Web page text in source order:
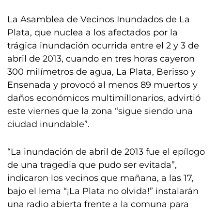
La Asamblea de Vecinos Inundados de La
Plata, que nuclea a los afectados por la
trágica inundación ocurrida entre el 2 y 3 de
abril de 2013, cuando en tres horas cayeron
300 milímetros de agua, La Plata, Berisso y
Ensenada y provocó al menos 89 muertos y
daños económicos multimillonarios, advirtió
este viernes que la zona “sigue siendo una
ciudad inundable”.
“La inundación de abril de 2013 fue el epílogo
de una tragedia que pudo ser evitada”,
indicaron los vecinos que mañana, a las 17,
bajo el lema “¡La Plata no olvida!” instalarán
una radio abierta frente a la comuna para